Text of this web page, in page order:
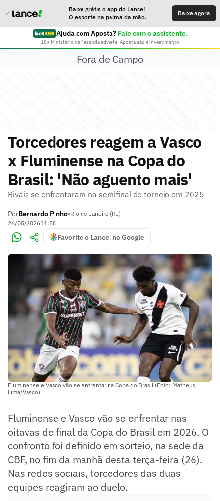
Baixe grátis o app do Lance!
O esporte na palma da mão.
Baixe agora
Ajuda com Aposta? Fale com o assistente.
18+ Ministério da Fazenda adverte: Aposta não é investimento
Fora de Campo
Torcedores reagem a Vasco
x Fluminense na Copa do
Brasil: 'Não aguento mais'
Rivais se enfrentaram na semifinal do torneio em 2025
PorBernardo Pinho•Rio de Janeiro (RJ)
26/05/202611:58
Favorite o Lance! no Google
Fluminense e Vasco vão se enfrentar na Copa do Brasil (Foto: Matheus
Lima/Vasco)
Fluminense e Vasco vão se enfrentar nas
oitavas de final da Copa do Brasil em 2026. O
confronto foi definido em sorteio, na sede da
CBF, no fim da manhã desta terça-feira (26).
Nas redes sociais, torcedores das duas
equipes reagiram ao duelo.